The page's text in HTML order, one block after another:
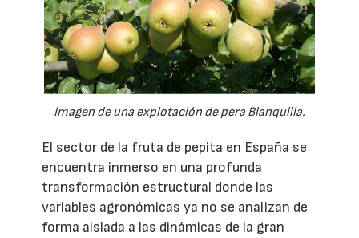
Imagen de una explotación de pera Blanquilla.
El sector de la fruta de pepita en España se
encuentra inmerso en una profunda
transformación estructural donde las
variables agronómicas ya no se analizan de
forma aislada a las dinámicas de la gran